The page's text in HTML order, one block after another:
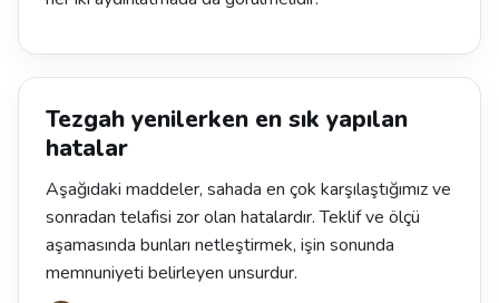
Tezgah yenilerken en sık yapılan
hatalar
Aşağıdaki maddeler, sahada en çok karşılaştığımız ve
sonradan telafisi zor olan hatalardır. Teklif ve ölçü
aşamasında bunları netleştirmek, işin sonunda
memnuniyeti belirleyen unsurdur.